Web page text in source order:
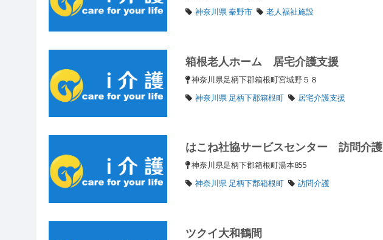
神奈川県 秦野市
老人福祉施設
箱根老人ホーム 居宅介護支援
神奈川県足柄下郡箱根町宮城野５８
神奈川県 足柄下郡箱根町
居宅介護支援
はこね社協サービスセンター 訪問介護
神奈川県足柄下郡箱根町湯本855
神奈川県 足柄下郡箱根町
訪問介護
ツクイ大和鶴間